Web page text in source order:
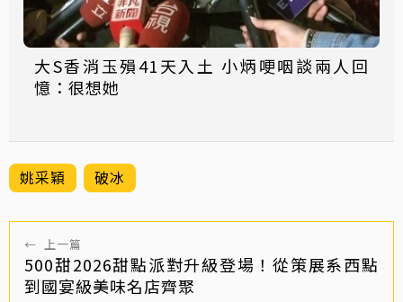
大S香消玉殞41天入土 小炳哽咽談兩人回
憶：很想她
姚采穎 破冰
← 上一篇
500甜2026甜點派對升級登場！從策展系西點
到國宴級美味名店齊聚